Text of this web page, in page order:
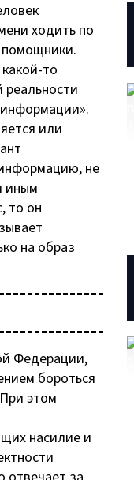
ходить по
помощники.
то
или
не
иным
то он
на образ
Федерации,
бороться
этом
насилие и